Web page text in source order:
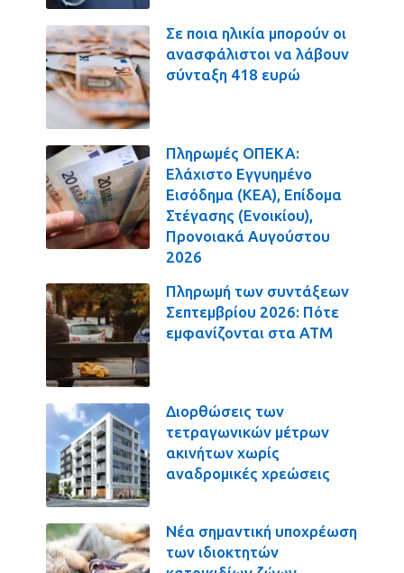
Σε ποια ηλικία μπορούν οι
ανασφάλιστοι να λάβουν
σύνταξη 418 ευρώ
Πληρωμές ΟΠΕΚΑ:
Ελάχιστο Εγγυημένο
Εισόδημα (ΚΕΑ), Επίδομα
Στέγασης (Ενοικίου),
Προνοιακά Αυγούστου
2026
Πληρωμή των συντάξεων
Σεπτεμβρίου 2026: Πότε
εμφανίζονται στα ΑΤΜ
Διορθώσεις των
τετραγωνικών μέτρων
ακινήτων χωρίς
αναδρομικές χρεώσεις
Νέα σημαντική υποχρέωση
των ιδιοκτητών